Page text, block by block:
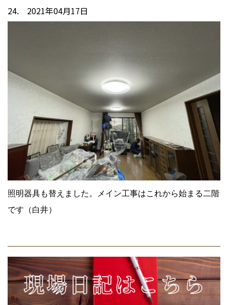
24. 2021年04月17日
照明器具も替えました。メイン工事はこれから始まる二階
です（白井）